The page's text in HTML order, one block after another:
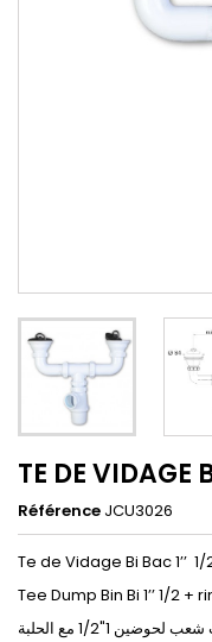
TE DE
Référence JCU3026
Te de Vidage Bi Bac 1’’
Tee Dump Bin Bi 1’’ 1/2 +